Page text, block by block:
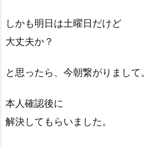
しかも明日は土曜日だけど
大丈夫か？
と思ったら、今朝繋がりまして。
本人確認後に
解決してもらいました。